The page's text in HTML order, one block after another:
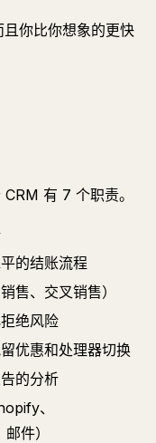
你比你想象的更快
有 7 个职责。
的结账流程
售、交叉销售）
绝风险
优惠和处理器切换
的分析
、
件）